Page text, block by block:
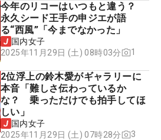
今年のリコーはいつもと違う？
永久シード王手の申ジエが語
る“西風”「今までなかった」
国内女子
2025年11月29日 (土) 08時03分
1
2位浮上の鈴木愛がギャラリーに
本音「難しさ伝わっているか
な？ 乗っただけでも拍手してほ
しい」
国内女子
2025年11月29日 (土) 07時28分
3